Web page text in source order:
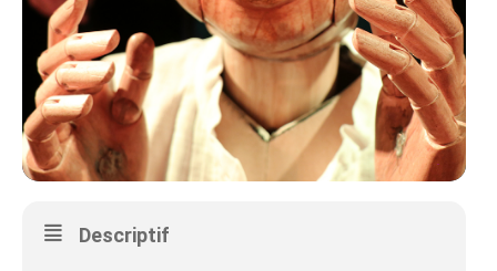
Descriptif